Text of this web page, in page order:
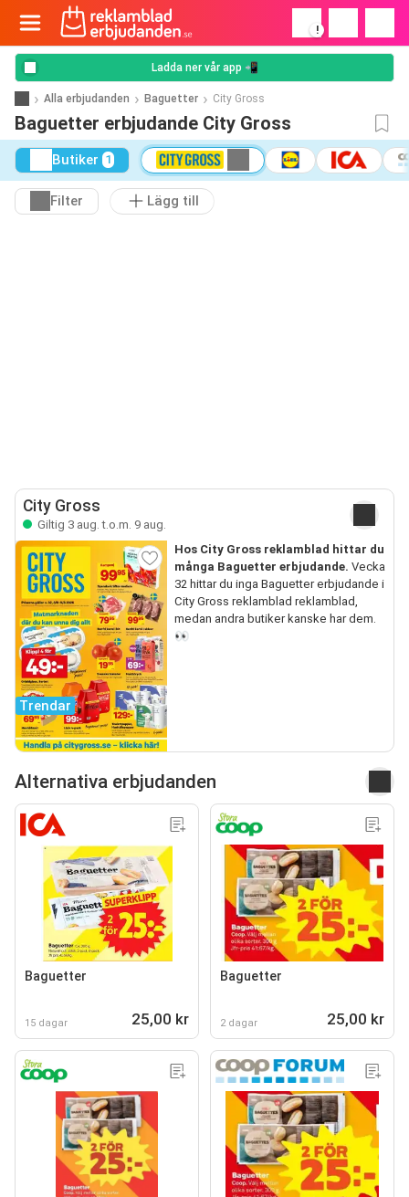
!
Ladda ner vår app 📲
Alla erbjudanden Baguetter City Gross
Baguetter erbjudande City Gross
Butiker 1
Filter Lägg till
City Gross
Giltig 3 aug. t.o.m. 9 aug.
Trendar
Hos City Gross reklamblad hittar du
många Baguetter erbjudande. Vecka
32 hittar du inga Baguetter erbjudande i
City Gross reklamblad reklamblad,
medan andra butiker kanske har dem.
👀
Alternativa erbjudanden
Baguetter
15 dagar 25,00 kr
Baguetter
2 dagar 25,00 kr